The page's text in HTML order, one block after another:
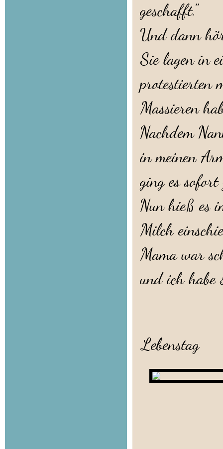
geschafft."
Und dann
Sie lagen in
protestierten
Massieren
Nachdem
in meinen
ging es
Nun hieß es
Milch
Mama war
und ich habe
Lebenstag